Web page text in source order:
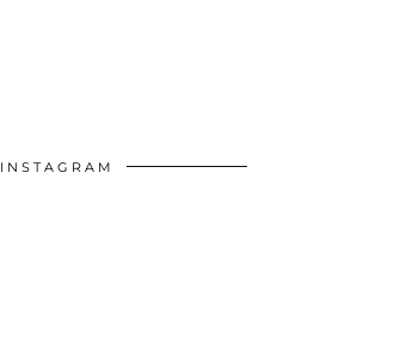
INSTAGRAM